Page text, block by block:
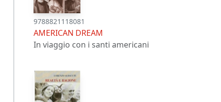
9788821118081
AMERICAN DREAM
In viaggio con i santi americani